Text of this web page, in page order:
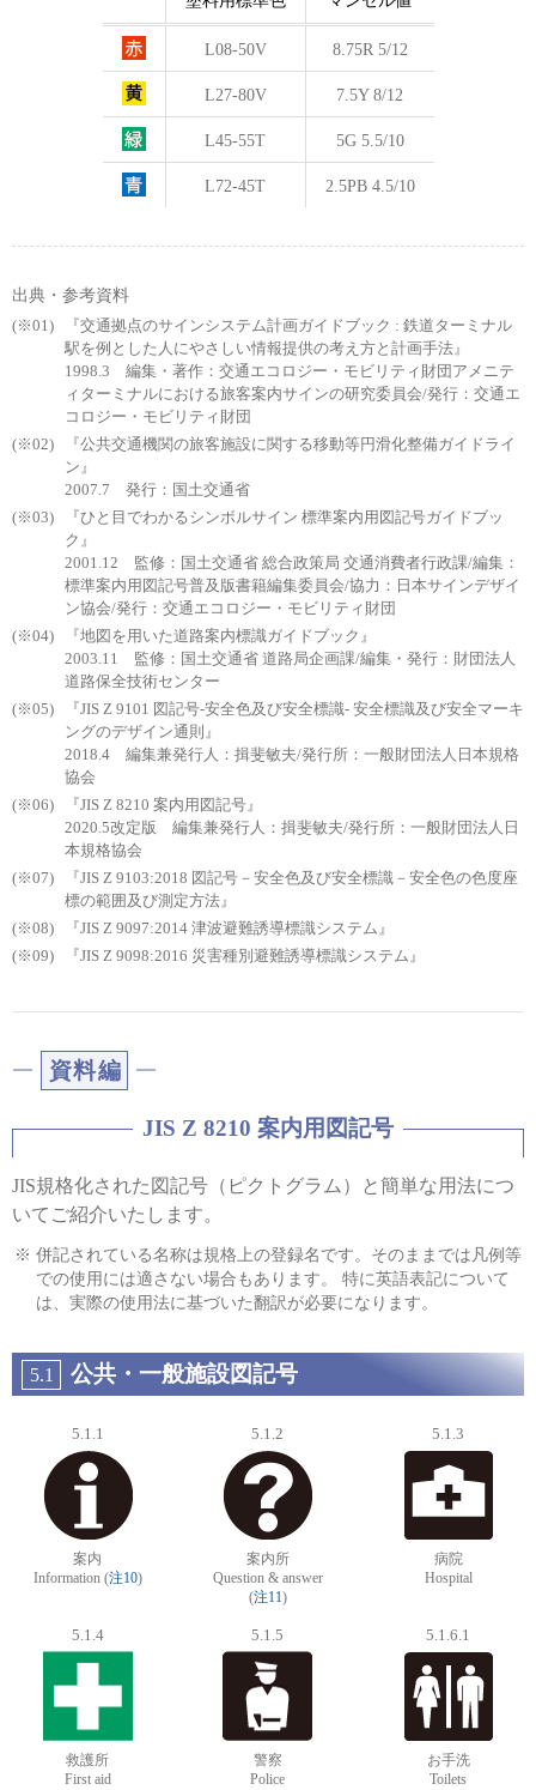
L08-50V 8.75R 5/12
L27-80V 7.5Y 8/12
L45-55T 5G 5.5/10
L72-45T 2.5PB 4.5/10
出典・参考資料
『交通拠点のサインシステム計画ガイドブック : 鉄道ターミナル
駅を例とした人にやさしい情報提供の考え方と計画手法』
1998.3 編集・著作：交通エコロジー・モビリティ財団アメニテ
ィターミナルにおける旅客案内サインの研究委員会/発行：交通エ
コロジー・モビリティ財団
『公共交通機関の旅客施設に関する移動等円滑化整備ガイドライ
ン』
2007.7 発行：国土交通省
『ひと目でわかるシンボルサイン 標準案内用図記号ガイドブッ
ク』
2001.12 監修：国土交通省 総合政策局 交通消費者行政課/編集：
標準案内用図記号普及版書籍編集委員会/協力：日本サインデザイ
ン協会/発行：交通エコロジー・モビリティ財団
『地図を用いた道路案内標識ガイドブック』
2003.11 監修：国土交通省 道路局企画課/編集・発行：財団法人
道路保全技術センター
『JIS Z 9101 図記号-安全色及び安全標識- 安全標識及び安全マーキ
ングのデザイン通則』
2018.4 編集兼発行人：揖斐敏夫/発行所：一般財団法人日本規格
協会
『JIS Z 8210 案内用図記号』
2020.5改定版 編集兼発行人：揖斐敏夫/発行所：一般財団法人日
本規格協会
『JIS Z 9103:2018 図記号－安全色及び安全標識－安全色の色度座
標の範囲及び測定方法』
『JIS Z 9097:2014 津波避難誘導標識システム』
『JIS Z 9098:2016 災害種別避難誘導標識システム』
資料編
JIS Z 8210 案内用図記号
JIS規格化された図記号（ピクトグラム）と簡単な用法につ
いてご紹介いたします。
併記されている名称は規格上の登録名です。そのままでは凡例等
での使用には適さない場合もあります。
特に英語表記について
は、実際の使用法に基づいた翻訳が必要になります。
5.1 公共・一般施設図記号
5.1.1
案内
Information (注10)
5.1.2
案内所
Question & answer
(注11)
5.1.3
病院
Hospital
5.1.4
救護所
First aid
5.1.5
警察
Police
5.1.6.1
お手洗
Toilets